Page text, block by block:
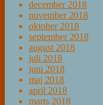
december 2018
november 2018
oktober 2018
september 2018
august 2018
juli 2018
juni 2018
maj 2018
april 2018
marts 2018